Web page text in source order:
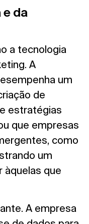
e da
a tecnologia
A
um
de
estratégias
que empresas
como
um
àquelas que
A empresa